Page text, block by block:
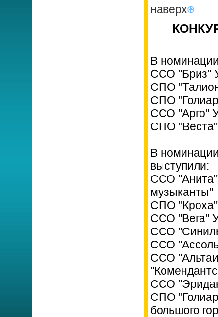
наверх
В
ССО "Бриз"
СПО
СПО
ССО "Арго"
СПО
В
выступили:
ССО
музыканты"
СПО "Кроха"
ССО "Вега"
ССО
ССО
ССО
ССО
СПО
большого